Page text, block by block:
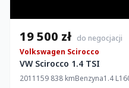
19 500 zł do negocjacji
Volkswagen Scirocco
VW Scirocco 1.4 TSI
2011 159 838 kmBenzyna1.4 L